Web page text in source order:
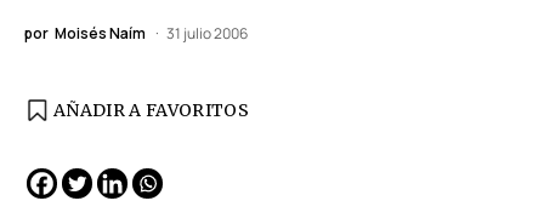
por Moisés Naím 31 julio 2006
AÑADIR A FAVORITOS